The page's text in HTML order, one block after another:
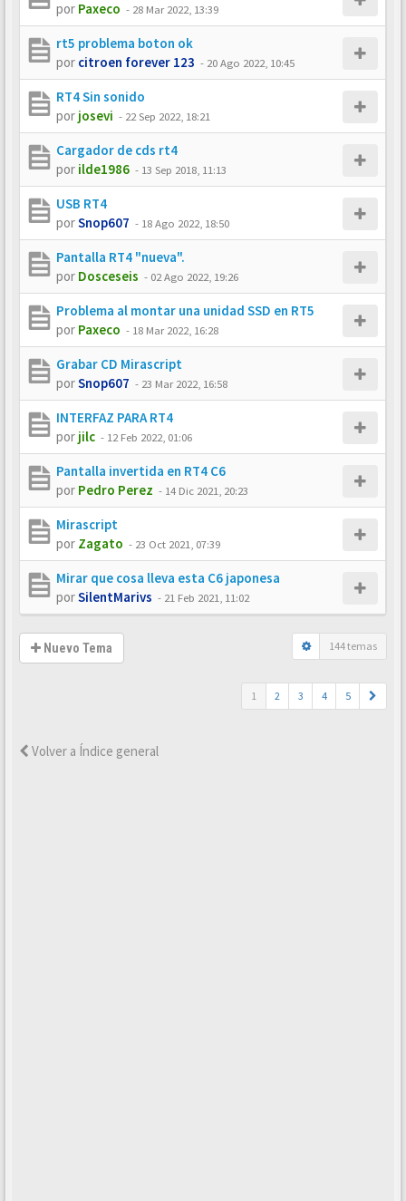
por Paxeco - 28 Mar 2022, 13:39
rt5 problema boton ok
por citroen forever 123 - 20 Ago 2022, 10:45
RT4 Sin sonido
por josevi - 22 Sep 2022, 18:21
Cargador de cds rt4
por ilde1986 - 13 Sep 2018, 11:13
USB RT4
porSnop607 - 18 Ago 2022, 18:50
Pantalla RT4 "nueva".
por Dosceseis - 02 Ago 2022, 19:26
Problema al montar una unidad SSD en RT5
por Paxeco - 18 Mar 2022, 16:28
Grabar CD Mirascript
porSnop607 - 23 Mar 2022, 16:58
INTERFAZ PARA RT4
por jilc - 12 Feb 2022, 01:06
Pantalla invertida en RT4 C6
por Pedro Perez - 14 Dic 2021, 20:23
Mirascript
por Zagato - 23 Oct 2021, 07:39
Mirar que cosa lleva esta C6 japonesa
porSilentMarivs - 21 Feb 2021, 11:02
Nuevo Tema 144 temas
1 2 3 4 5
Volver a Índice general